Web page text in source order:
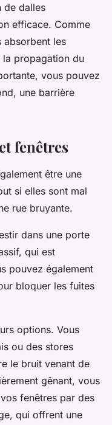
de dalles
efficace. Comme
absorbent les
propagation du
vous pouvez
une barrière
fenêtres
être une
si elles sont mal
rue bruyante.
dans une porte
qui est
pouvez également
bloquer les fuites
options. Vous
ou des stores
le bruit venant de
gênant, vous
fenêtres par des
qui offrent une